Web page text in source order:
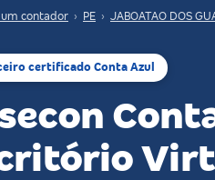
um contador › PE › JABOATAO DOS
certificado Conta Azul